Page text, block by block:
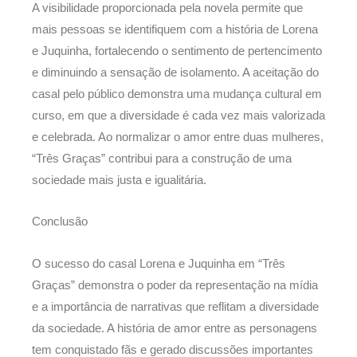
A visibilidade proporcionada pela novela permite que
mais pessoas se identifiquem com a história de Lorena
e Juquinha, fortalecendo o sentimento de pertencimento
e diminuindo a sensação de isolamento. A aceitação do
casal pelo público demonstra uma mudança cultural em
curso, em que a diversidade é cada vez mais valorizada
e celebrada. Ao normalizar o amor entre duas mulheres,
“Três Graças” contribui para a construção de uma
sociedade mais justa e igualitária.
Conclusão
O sucesso do casal Lorena e Juquinha em “Três
Graças” demonstra o poder da representação na mídia
e a importância de narrativas que reflitam a diversidade
da sociedade. A história de amor entre as personagens
tem conquistado fãs e gerado discussões importantes